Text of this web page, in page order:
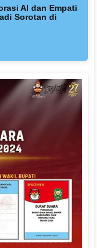
AI dan Empati
Sorotan di